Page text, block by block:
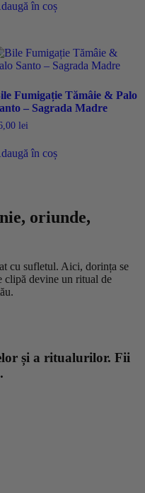
în coș
Fumigație Tămâie & Palo
– Sagrada Madre
lei
în coș
oriunde,
cu sufletul. Aici, dorința se
clipă devine un ritual de
și a ritualurilor. Fii